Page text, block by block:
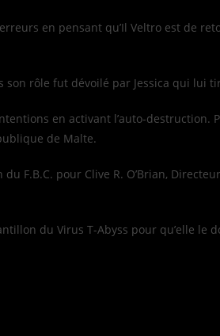
en pensant qu’Il Veltro est de
rôle fut dévoilé par Jessica qui lui
en activant l’auto-
de Malte.
F.B.C. pour Clive R. O’Brian,
du Virus T-Abyss pour qu’elle le